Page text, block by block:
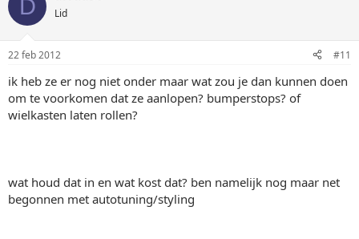
D Lid
22 feb 2012 #11
ik heb ze er nog niet onder maar wat zou je dan kunnen doen
om te voorkomen dat ze aanlopen? bumperstops? of
wielkasten laten rollen?
wat houd dat in en wat kost dat? ben namelijk nog maar net
begonnen met autotuning/styling